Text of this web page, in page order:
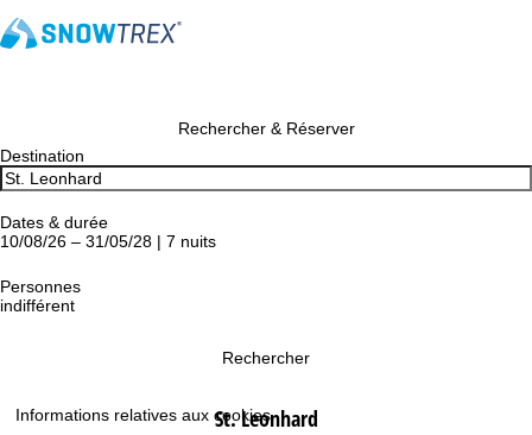
Informations relatives aux cookies
Rechercher & Réserver
Destination
Dates & durée
10/08/26 – 31/05/28 | 7 nuits
Personnes
indifférent
Rechercher
St. Leonhard